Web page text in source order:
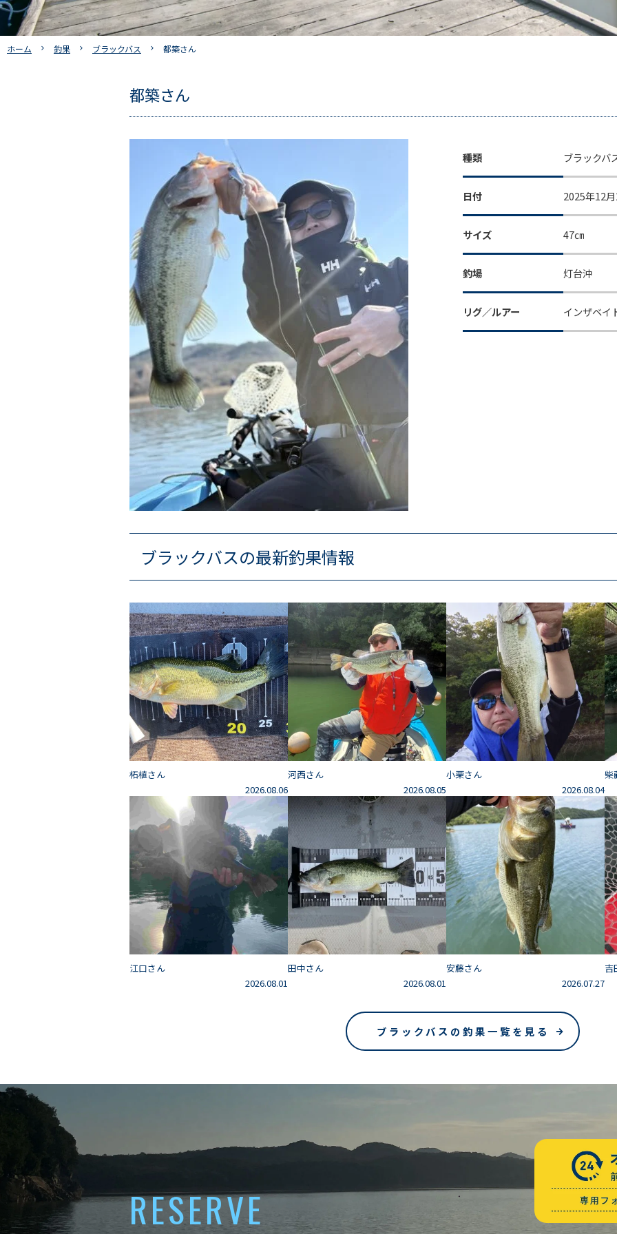
ホーム 釣果 ブラックバス 都築さん
都築さん
種類 ブラックバ
日付 2025年12
サイズ 47㎝
釣場 灯台沖
リグ／ルアー インザベイ
ブラックバスの最新釣果情報
柘植さん
2026.08.06
河西さん
2026.08.05
小栗さん
2026.08.04
柴
江口さん
2026.08.01
田中さん
2026.08.01
安藤さん
2026.07.27
吉
ブラックバスの釣果一覧を見る
RESERVE